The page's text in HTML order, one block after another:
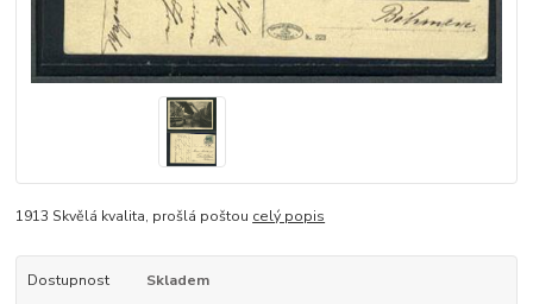
1913 Skvělá kvalita, prošlá poštou celý popis
Dostupnost Skladem